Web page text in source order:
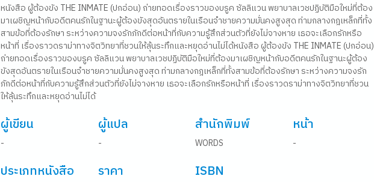
หนังสือ ผู้ต้องขัง THE INMATE (ปกอ่อน) ถ่ายทอดเรื่องราวของบรูค ซัลลิแวน พยาบาลเวชปฏิบัติมือใหม่ที่ต้อง
มาเผชิญหน้ากับอดีตคนรักในฐานะผู้ต้องขังสุดอันตรายในเรือนจำชายความมั่นคงสูงสุด ท่ามกลางกฎเหล็กที่ทั้ง
สามข้อที่ต้องรักษา ระหว่างความจงรักภักดีต่อหน้าที่กับความรู้สึกส่วนตัวที่ยังไม่จางหาย เธอจะเลือกรักหรือ
หน้าที่ เรื่องราวดราม่าทางจิตวิทยาที่ชวนให้ลุ้นระทึกและหยุดอ่านไม่ได้หนังสือ ผู้ต้องขัง THE INMATE (ปกอ่อน)
ถ่ายทอดเรื่องราวของบรูค ซัลลิแวน พยาบาลเวชปฏิบัติมือใหม่ที่ต้องมาเผชิญหน้ากับอดีตคนรักในฐานะผู้ต้อง
ขังสุดอันตรายในเรือนจำชายความมั่นคงสูงสุด ท่ามกลางกฎเหล็กที่ทั้งสามข้อที่ต้องรักษา ระหว่างความจงรัก
ภักดีต่อหน้าที่กับความรู้สึกส่วนตัวที่ยังไม่จางหาย เธอจะเลือกรักหรือหน้าที่ เรื่องราวดราม่าทางจิตวิทยาที่ชวน
ให้ลุ้นระทึกและหยุดอ่านไม่ได้
ผู้เขียน
-
ผู้แปล
-
สำนักพิมพ์
WORDS
หน้า
-
ประเภทหนังสือ ราคา ISBN